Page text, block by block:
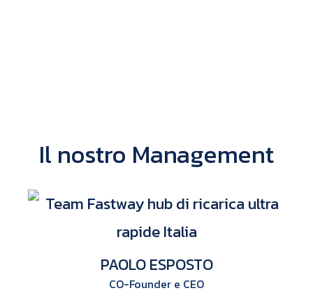
Il nostro Management
PAOLO ESPOSTO
CO-Founder e CEO